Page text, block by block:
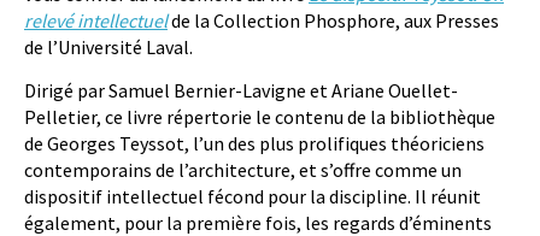
relevé intellectuelde la Collection Phosphore, aux Presses
de l’Université Laval.
Dirigé par Samuel Bernier-Lavigne et Ariane Ouellet-
Pelletier, ce livre répertorie le contenu de la bibliothèque
de Georges Teyssot, l’un des plus prolifiques théoriciens
contemporains de l’architecture, et s’offre comme un
dispositif intellectuel fécond pour la discipline. Il réunit
également, pour la première fois, les regards d’éminents